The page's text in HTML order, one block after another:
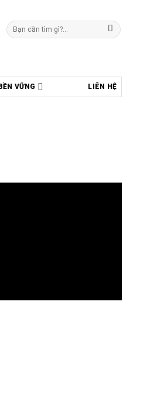
Tìm
kiếm:
VỮNG LIÊN HỆ